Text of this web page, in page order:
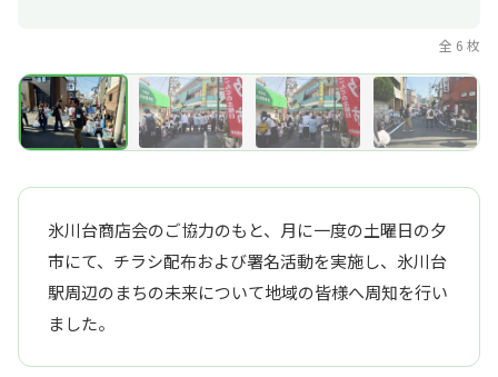
全 6 枚
氷川台商店会のご協力のもと、月に一度の土曜日の夕
市にて、チラシ配布および署名活動を実施し、氷川台
駅周辺のまちの未来について地域の皆様へ周知を行い
ました。